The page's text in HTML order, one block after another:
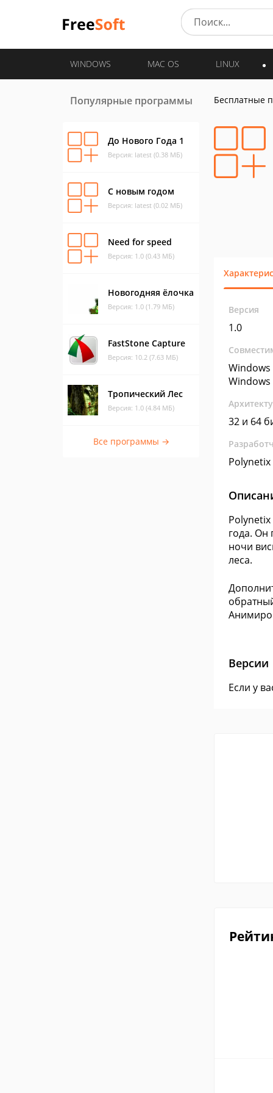
WINDOWS MAC OS LINUX
Популярные программы
До Нового Года 1
Версия: latest (0.38 МБ)
С новым годом
Версия: latest (0.02 МБ)
Need for speed
Версия: 1.0 (0.43 МБ)
Новогодняя ёлочка
Версия: 1.0 (1.79 МБ)
FastStone Capture
Версия: 10.2 (7.63 МБ)
Тропический Лес
Версия: 1.0 (4.84 МБ)
Все программы →
Бесплатные
Версия
1.0
Windows
Windows
32 и 64
Polynetix
года. Он
ночи
леса.
Версии
Если у